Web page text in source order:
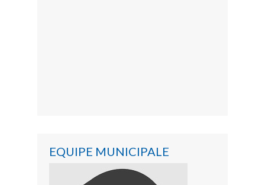
EQUIPE MUNICIPALE